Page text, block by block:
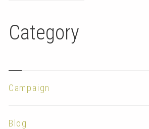
Category
Campaign
Blog